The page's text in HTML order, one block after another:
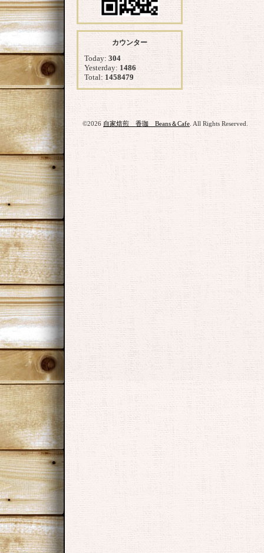
カウンター
Today: 304
Yesterday: 1486
Total: 1458479
©2026 自家焙煎 香珈 Beans＆Cafe . All Rights Reserved.